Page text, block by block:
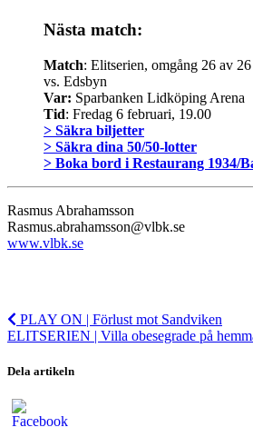
Nästa match:
Match: Elitserien, omgång 26 av
vs. Edsbyn
Var: Sparbanken Lidköping Arena
Tid: Fredag 6 februari, 19.00
> Säkra biljetter
> Säkra dina 50/50-lotter
> Boka bord i Restaurang 1934/
Rasmus Abrahamsson
Rasmus.abrahamsson@vlbk.se
www.vlbk.se
PLAY ON | Förlust mot Sandviken
ELITSERIEN | Villa obesegrade på
Dela artikeln